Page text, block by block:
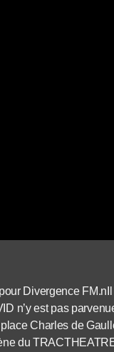
Divergence
n’y est pas
Charles de
du